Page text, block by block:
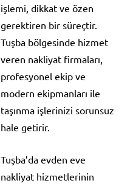
işlemi, dikkat ve özen
gerektiren bir süreçtir.
Tuşba bölgesinde hizmet
veren nakliyat firmaları,
profesyonel ekip ve
modern ekipmanları ile
taşınma işlerinizi sorunsuz
hale getirir.
Tuşba’da evden eve
nakliyat hizmetlerinin